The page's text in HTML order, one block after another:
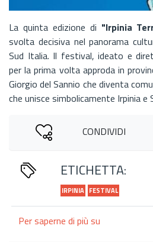
La quinta edizione di "Irpinia
svolta decisiva nel panorama
Sud Italia. Il festival, ideato e
per la prima volta approda in
Giorgio del Sannio che diventa
che unisce simbolicamente Irpinia e
CONDIVIDI
ETICHETTA:
IRPINIA FESTIVAL
Per saperne di più su